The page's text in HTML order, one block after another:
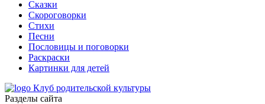
Сказки
Скороговорки
Стихи
Песни
Пословицы и поговорки
Раскраски
Картинки для детей
Клуб родительской культуры
Разделы сайта